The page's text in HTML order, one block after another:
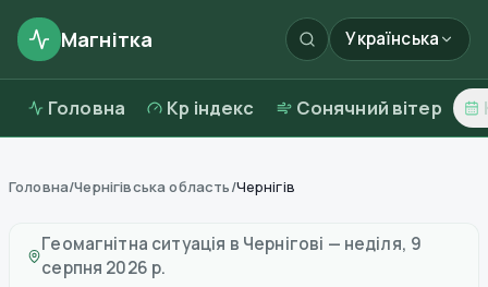
Магнітка Українська
Головна Kp індекс Сонячний вітер
Головна/Чернігівська область/Чернігів
Геомагнітна ситуація в Чернігові — неділя, 9
серпня 2026 р.